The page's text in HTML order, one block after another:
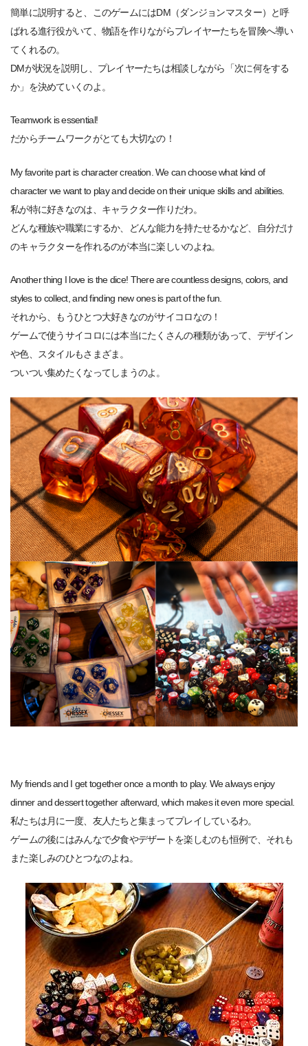
簡単に説明すると、このゲームにはDM（ダンジョンマスター）と呼
ばれる進行役がいて、物語を作りながらプレイヤーたちを冒険へ導い
てくれるの。
DMが状況を説明し、プレイヤーたちは相談しながら「次に何をする
か」を決めていくのよ。
Teamwork is essential!
だからチームワークがとても大切なの！
My favorite part is character creation. We can choose what kind of
character we want to play and decide on their unique skills and abilities.
私が特に好きなのは、キャラクター作りだわ。
どんな種族や職業にするか、どんな能力を持たせるかなど、自分だけ
のキャラクターを作れるのが本当に楽しいのよね。
Another thing I love is the dice! There are countless designs, colors, and
styles to collect, and finding new ones is part of the fun.
それから、もうひとつ大好きなのがサイコロなの！
ゲームで使うサイコロには本当にたくさんの種類があって、デザイン
や色、スタイルもさまざま。
ついつい集めたくなってしまうのよ。
My friends and I get together once a month to play. We always enjoy
dinner and dessert together afterward, which makes it even more special.
私たちは月に一度、友人たちと集まってプレイしているわ。
ゲームの後にはみんなで夕食やデザートを楽しむのも恒例で、それも
また楽しみのひとつなのよね。